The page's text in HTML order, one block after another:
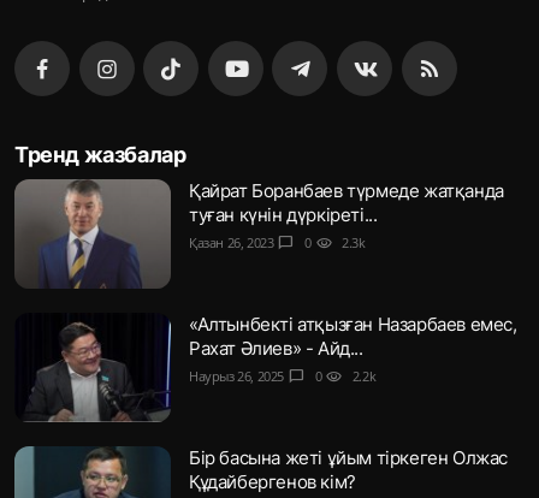
Тренд жазбалар
Қайрат Боранбаев түрмеде жатқанда
туған күнін дүркіреті...
Қазан 26, 2023 chat_bubble 0 visibility 2.3k
«Алтынбекті атқызған Назарбаев емес,
Рахат Әлиев» - Айд...
Наурыз 26, 2025 chat_bubble 0 visibility 2.2k
Бір басына жеті ұйым тіркеген Олжас
Құдайбергенов кім?